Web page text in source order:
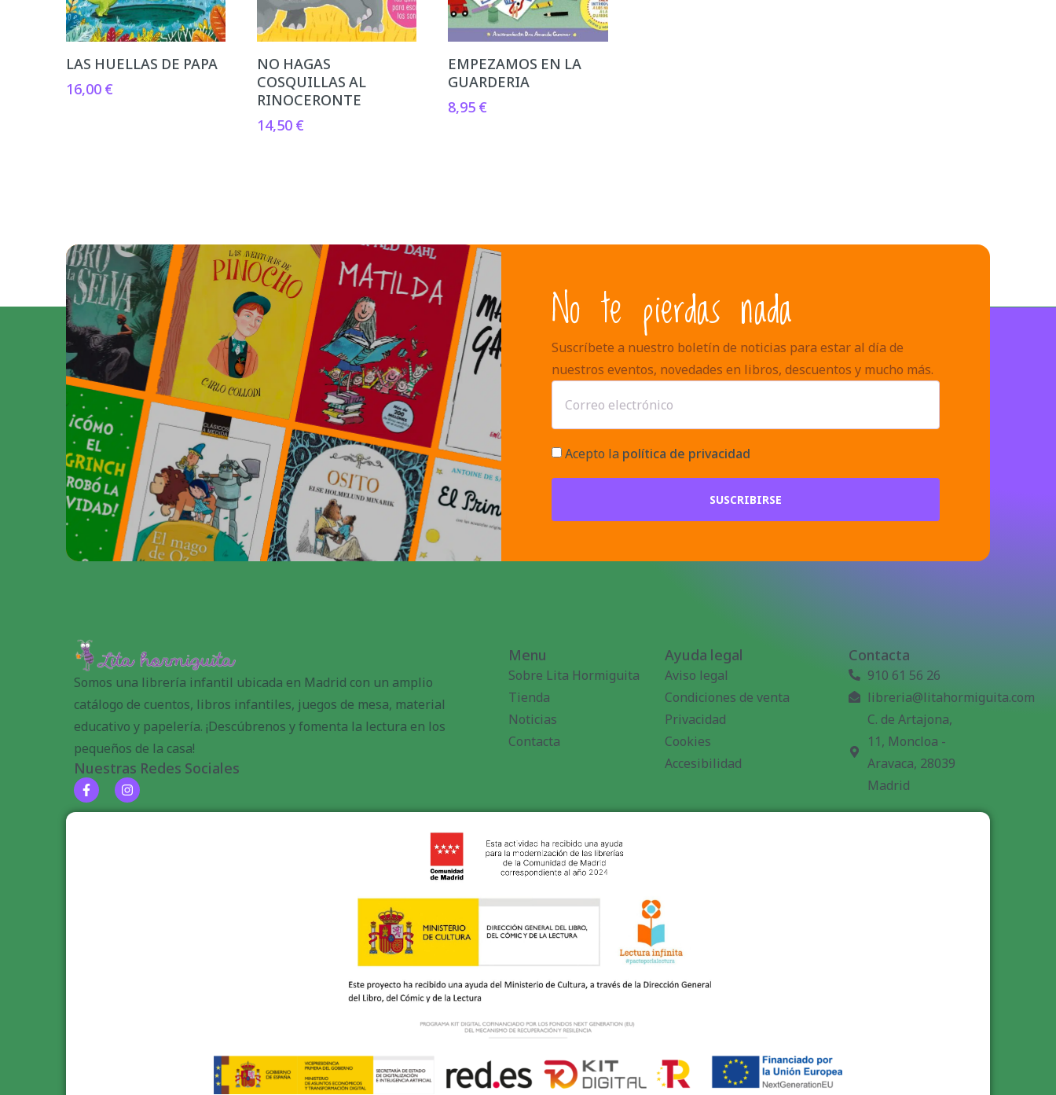
LAS HUELLAS DE PAPA
16,00 €
NO HAGAS
COSQUILLAS AL
RINOCERONTE
14,50 €
EMPEZAMOS EN LA
GUARDERIA
8,95 €
No te pierdas nada
Suscríbete a nuestro boletín de noticias para estar al día de
nuestros eventos, novedades en libros, descuentos y mucho más.
Acepto la política de privacidad
SUSCRIBIRSE
Somos una librería infantil ubicada en Madrid con un amplio
catálogo de cuentos, libros infantiles, juegos de mesa, material
educativo y papelería. ¡Descúbrenos y fomenta la lectura en los
pequeños de la casa!
Nuestras Redes Sociales
Menu
Sobre Lita Hormiguita
Tienda
Noticias
Contacta
Ayuda legal
Aviso legal
Condiciones de venta
Privacidad
Cookies
Accesibilidad
Contacta
910 61 56 26
libreria@litahormiguita.com
C. de Artajona,
11, Moncloa -
Aravaca, 28039
Madrid